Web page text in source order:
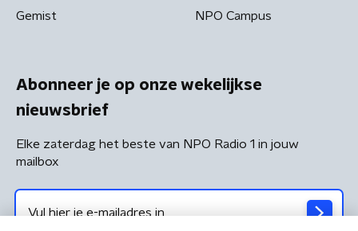
Gemist NPO Campus
Abonneer je op onze wekelijkse
nieuwsbrief
Elke zaterdag het beste van NPO Radio 1 in jouw
mailbox